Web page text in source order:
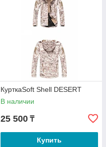
КурткаSoft Shell DESERT
В наличии
25 500 ₸
Купить